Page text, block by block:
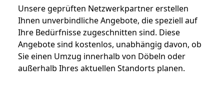
Unsere geprüften Netzwerkpartner erstellen
Ihnen unverbindliche Angebote, die speziell auf
Ihre Bedürfnisse zugeschnitten sind. Diese
Angebote sind kostenlos, unabhängig davon, ob
Sie einen Umzug innerhalb von Döbeln oder
außerhalb Ihres aktuellen Standorts planen.